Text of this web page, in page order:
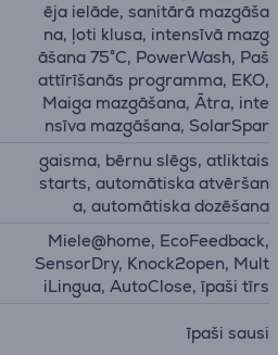
ēja ielāde, sanitārā mazgāša
na, ļoti klusa, intensīvā mazg
āšana 75°C, PowerWash, Paš
attīrīšanās programma, EKO,
Maiga mazgāšana, Ātra, inte
nsīva mazgāšana, SolarSpar
gaisma, bērnu slēgs, atliktais
starts, automātiska atvēršan
a, automātiska dozēšana
Miele@home, EcoFeedback,
SensorDry, Knock2open, Mult
iLingua, AutoClose, īpaši tīrs
īpaši sausi